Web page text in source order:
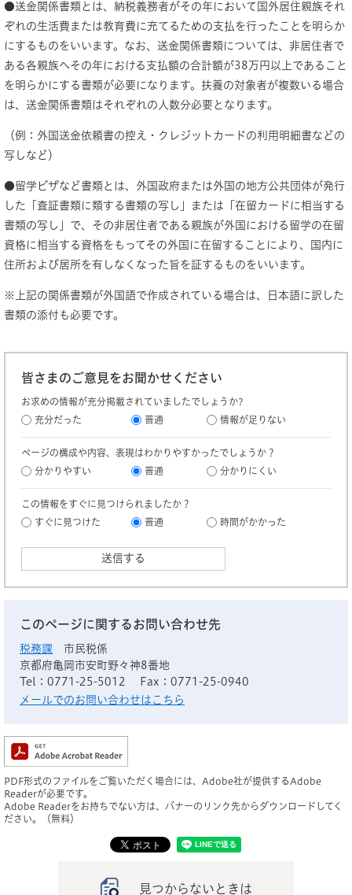
●送金関係書類とは、納税義務者がその年において国外居住親族それ
ぞれの生活費または教育費に充てるための支払を行ったことを明らか
にするものをいいます。なお、送金関係書類については、非居住者で
ある各親族へその年における支払額の合計額が38万円以上であること
を明らかにする書類が必要になります。扶養の対象者が複数いる場合
は、送金関係書類はそれぞれの人数分必要となります。
（例：外国送金依頼書の控え・クレジットカードの利用明細書などの
写しなど）
●留学ビザなど書類とは、外国政府または外国の地方公共団体が発行
した「査証書類に類する書類の写し」または「在留カードに相当する
書類の写し」で、その非居住者である親族が外国における留学の在留
資格に相当する資格をもってその外国に在留することにより、国内に
住所および居所を有しなくなった旨を証するものをいいます。
※上記の関係書類が外国語で作成されている場合は、日本語に訳した
書類の添付も必要です。
皆さまのご意見をお聞かせください
お求めの情報が充分掲載されていましたでしょうか?
充分だった
普通 情報が足りない
ページの構成や内容、表現はわかりやすかったでしょうか？
分かりやすい
普通 分かりにくい
この情報をすぐに見つけられましたか？
すぐに見つけた
普通 時間がかかった
このページに関するお問い合わせ先
税務課
市民税係
京都府亀岡市安町野々神8番地
Tel：0771-25-5012
Fax：0771-25-0940
メールでのお問い合わせはこちら
PDF形式のファイルをご覧いただく場合には、Adobe社が提供するAdobe
Readerが必要です。
Adobe Readerをお持ちでない方は、バナーのリンク先からダウンロードしてく
ださい。（無料）
見つからないときは